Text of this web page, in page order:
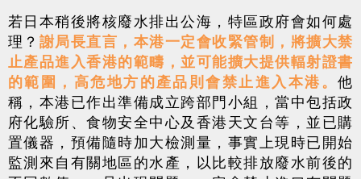
若日本稍後將核廢水排出公海，特區政府會如何處
理？ 謝局長直言，本港一定會收緊管制，將擴大禁
止產品進入香港的範疇，並可能擴大提供輻射證書
的範圍，高危地方的產品則會禁止進入本港。 他
稱，本港已作出準備成立跨部門小組，當中包括政
府化驗所、食物安全中心及香港天文台等，並已購
置儀器，預備隨時加大檢測量，事實上現時已開始
監測來自有關地區的水產，以比較排放廢水前後的